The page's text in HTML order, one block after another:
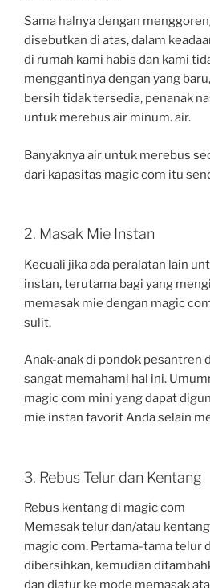
Sama halnya dengan
disebutkan di atas, dalam
di rumah kami habis dan kami
menggantinya dengan yang
bersih tidak tersedia, penanak
untuk merebus air minum. air.
Banyaknya air untuk merebus
dari kapasitas magic com itu
2. Masak Mie Instan
Kecuali jika ada peralatan lain
instan, terutama bagi yang
memasak mie dengan magic
sulit.
Anak-anak di pondok pesantren
sangat memahami hal ini.
magic com mini yang dapat
mie instan favorit Anda selain
3. Rebus Telur dan Kentang
Rebus kentang di magic com
Memasak telur dan/atau
magic com. Pertama-tama telur
dibersihkan, kemudian
dan diatur ke mode memasak